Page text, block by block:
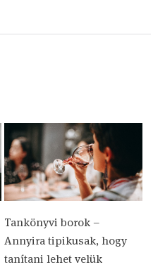
Tankönyvi borok –
Annyira tipikusak, hogy
tanítani lehet velük